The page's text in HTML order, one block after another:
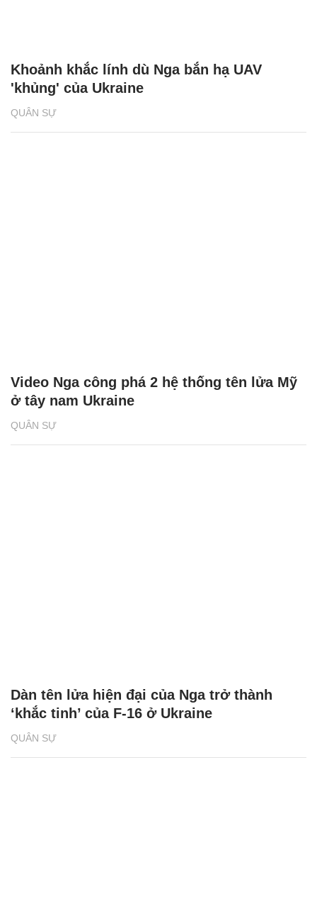
QUÂN SỰ
Khoảnh khắc lính dù Nga bắn hạ UAV
'khủng' của Ukraine
QUÂN SỰ
Video Nga công phá 2 hệ thống tên lửa Mỹ
ở tây nam Ukraine
QUÂN SỰ
Dàn tên lửa hiện đại của Nga trở thành
‘khắc tinh’ của F-16 ở Ukraine